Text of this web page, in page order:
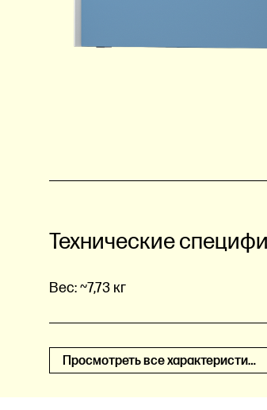
Технические
Вес:~7,73 кг
Просмотреть все характеристики